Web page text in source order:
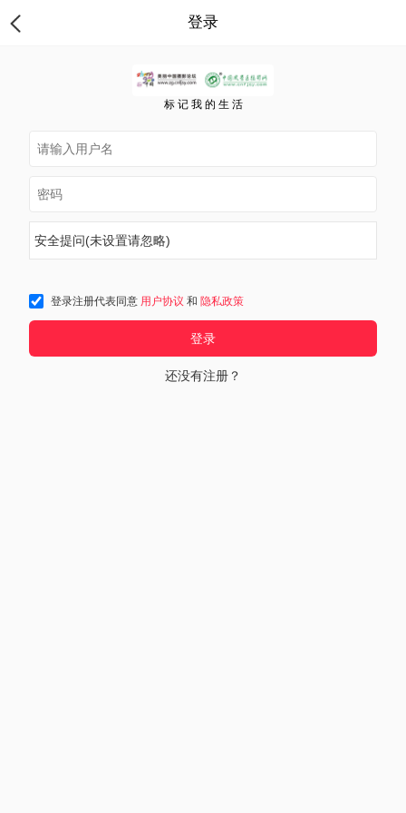
登录
标 记 我 的 生 活
安全提问(未设置请忽略)
登录注册代表同意 用户协议 和 隐私政策
登录
还没有注册？